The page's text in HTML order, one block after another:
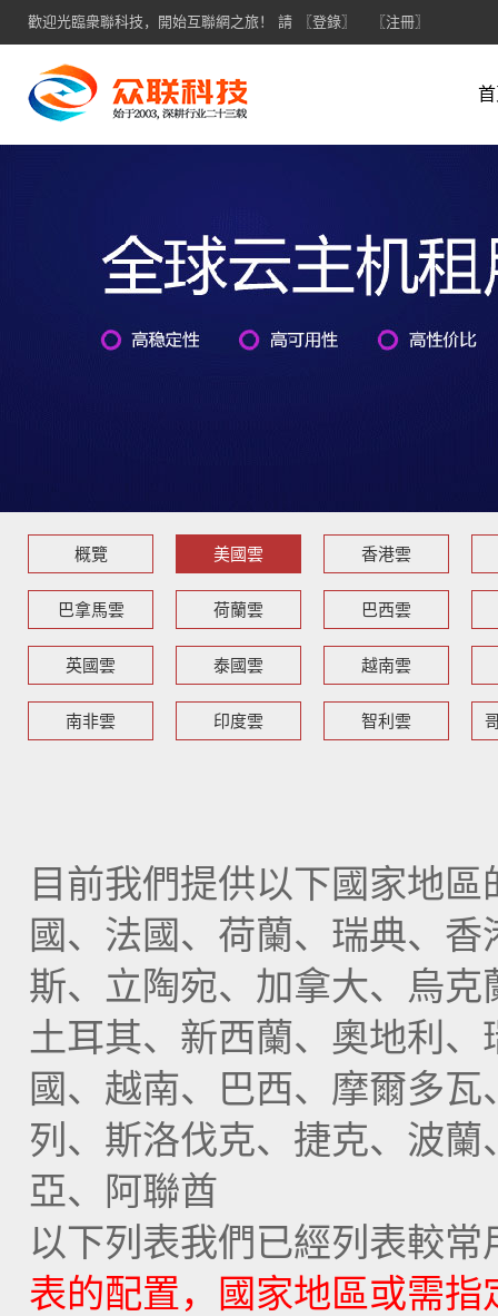
歡迎光臨衆聯科技，開始互聯網之旅！ 請 〖登錄〗 〖注冊〗
概覽 美國雲 香港雲
巴拿馬雲 荷蘭雲 巴西雲
英國雲 泰國雲 越南雲
南非雲 印度雲 智利雲
目前我們提供以下國家地
國、法國、荷蘭、瑞典、
斯、立陶宛、加拿大、烏
土耳其、新西蘭、奧地利
國、越南、巴西、摩爾多
列、斯洛伐克、捷克、波
亞、阿聯酋
以下列表我們已經列表較
表的配置，國家地區或需